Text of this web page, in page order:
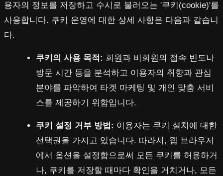
용자의 정보를 저장하고 수시로 불러오는 '쿠키(cookie)'를
사용합니다. 쿠키 운영에 대한 상세 사항은 다음과 같습니
다.
쿠키의 사용 목적: 회원과 비회원의 접속 빈도나
방문 시간 등을 분석하고 이용자의 취향과 관심
분야를 파악하여 타겟 마케팅 및 개인 맞춤 서비
스를 제공하기 위함입니다.
쿠키 설정 거부 방법: 이용자는 쿠키 설치에 대한
선택권을 가지고 있습니다. 따라서, 웹 브라우저
에서 옵션을 설정함으로써 모든 쿠키를 허용하거
나, 쿠키를 저장할 때마다 확인을 거치거나, 모든